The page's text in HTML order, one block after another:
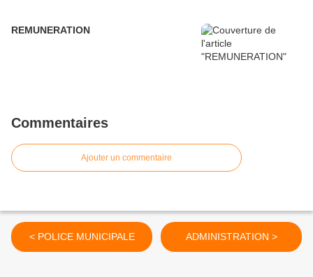
REMUNERATION
Commentaires
Ajouter un commentaire
< POLICE MUNICIPALE ADMINISTRATION >